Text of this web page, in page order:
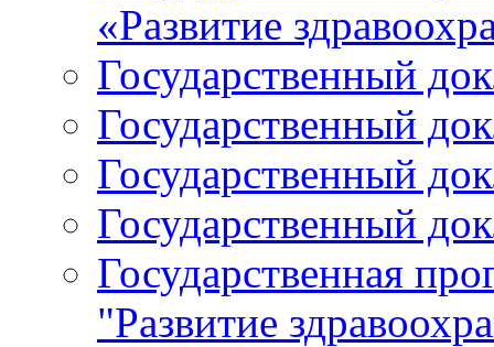
«Развитие
Государственный
Государственный
Государственный
Государственный
Государственная
"Развитие